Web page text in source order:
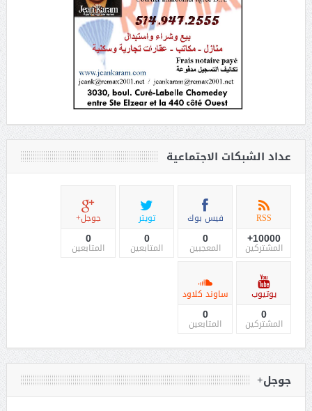
عداد الشبكات الاجتماعية
RSS
10000+
المشتركين
فيس بوك
0
المعجبين
تويتر
0
المتابعين
جوجل+
0
المتابعين
يوتيوب
0
المشتركين
ساوند كلاود
0
المتابعين
جوجل+